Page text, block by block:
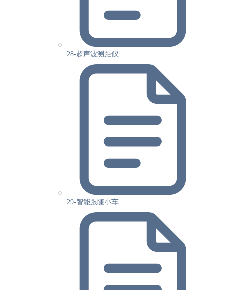
28-超声波测距仪
29-智能跟随小车